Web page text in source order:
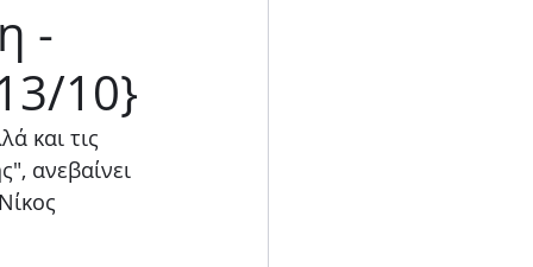
Blog
-
10}
και τις
ανεβαίνει